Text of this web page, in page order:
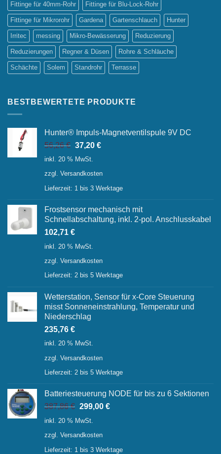
Fittinge für 40mm-Rohr Fittinge für Blu-Lock-Rohr
Fittinge für Mikrorohr Gardena Gartenschlauch Hunter
Irritec messing Mikro-Bewässerung Reduzierung
Reduzierungen Regner & Düsen Rohre & Schläuche
Schächte Solem Standrohr Terrasse
BESTBEWERTETE PRODUKTE
Hunter® Impuls-Magnetventilspule 9V DC
56,26€ Ursprünglicher
Preis
56,26 €
37,20 €Aktueller
37,20 €.
inkl. 20 % MwSt.
zzgl. Versandkosten
Lieferzeit: 1 bis 3 Werktage
Frostsensor mechanisch mit
Schnellabschaltung, inkl. 2-pol. Anschlusskabel
102,71 €
inkl. 20 % MwSt.
zzgl. Versandkosten
Lieferzeit: 2 bis 5 Werktage
Wetterstation, Sensor für x-Core Steuerung
misst Sonneneinstrahlung, Temperatur und
Niederschlag
235,76 €
inkl. 20 % MwSt.
zzgl. Versandkosten
Lieferzeit: 2 bis 5 Werktage
Batteriesteuerung NODE für bis zu 6 Sektionen
387,86€ Ursprünglicher
Preis
387,86 €
299,00 €Aktueller
inkl. 20 % MwSt.
zzgl. Versandkosten
Lieferzeit: 1 bis 3 Werktage